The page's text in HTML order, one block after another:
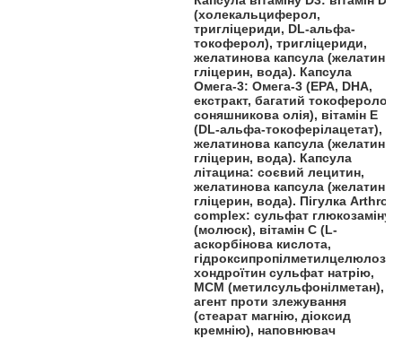
(холекальциферол,
тригліцериди, DL-альфа-
токоферол), тригліцериди,
желатинова капсула (желатин,
гліцерин, вода). Капсула
Омега-3: Омега-3 (EPA, DHA,
екстракт, багатий токоферолом,
соняшникова олія), вітамін E
(DL-альфа-токоферілацетат),
желатинова капсула (желатин,
гліцерин, вода). Капсула
літацина: соєвий лецитин,
желатинова капсула (желатин,
гліцерин, вода). Пігулка Arthro
complex: сульфат глюкозаміну
(молюск), вітамін С (L-
аскорбінова кислота,
гідроксипропілметилцелюлоза),
хондроїтин сульфат натрію,
МСМ (метилсульфонілметан),
агент проти злежування
(стеарат магнію, діоксид
кремнію), наповнювач